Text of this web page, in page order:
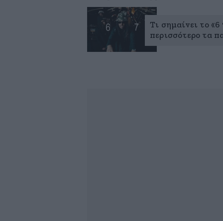
Τι σημαίνει το
περισσότερο τα